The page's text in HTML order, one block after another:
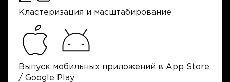
Кластеризация и масштабирование
Выпуск мобильных приложений в App Store
/ Google Play